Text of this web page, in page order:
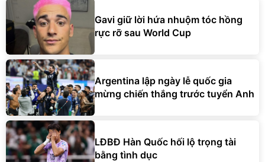
Gavi giữ lời hứa nhuộm tóc hồng
rực rỡ sau World Cup
Argentina lập ngày lễ quốc gia
mừng chiến thắng trước tuyển Anh
LĐBĐ Hàn Quốc hối lộ trọng tài
bằng tình dục